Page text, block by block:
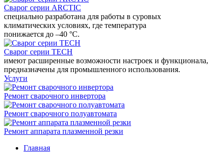
Сварог серии ARCTIC
специально разработана для работы в суровых
климатических условиях, где температура
понижается до –40 °С.
Сварог серии TECH
имеют расширенные возможности настроек и функционала,
предназначены для промышленного использования.
Услуги
Ремонт сварочного инвертора
Ремонт сварочного полуавтомата
Ремонт аппарата плазменной резки
Главная